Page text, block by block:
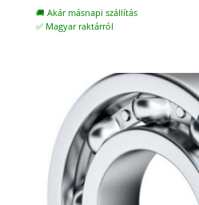
🚚 Akár másnapi szállítás
✅ Magyar raktárról